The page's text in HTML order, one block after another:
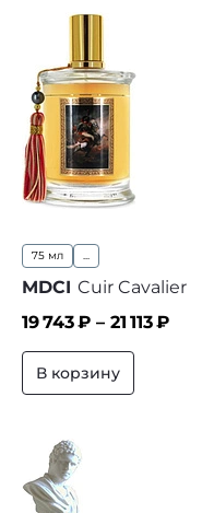
75 мл ...
MDCI Cuir Cavalier
19 743₽ – 21 113₽
В корзину